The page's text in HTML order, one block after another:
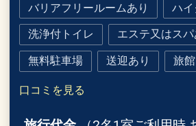
バリアフリールームあり ハイ
洗浄付トイレ エステ又はスパ
無料駐車場 送迎あり 旅館
口コミを見る